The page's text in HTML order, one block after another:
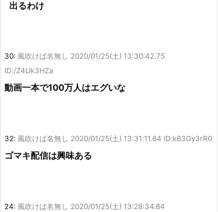
出るわけ
30: 風吹けば名無し 2020/01/25(土) 13:30:42.75
ID:/Z4Uk3HZa
動画一本で100万人はエグいな
32: 風吹けば名無し 2020/01/25(土) 13:31:11.64 ID:k83Gy3rR0
ゴマキ配信は興味ある
24: 風吹けば名無し 2020/01/25(土) 13:28:34.84